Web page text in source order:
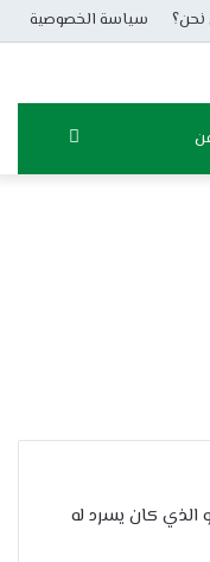
سياسة الخصوصية
الذي كان يسرد له